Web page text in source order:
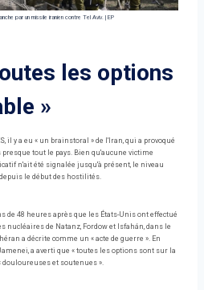
par un missile iranien contre Tel Aviv. | EP
les options
»
il y a eu « un brainstoral » de l'Iran, qui a provoqué
tout le pays. Bien qu'aucune victime
n'ait été signalée jusqu'à présent, le niveau
le début des hostilités.
de 48 heures après que les États-Unis ont effectué
nucléaires de Natanz, Fordow et Isfahán, dans le
a décrite comme un « acte de guerre ». En
a averti que « toutes les options sont sur la
douloureuses et soutenues ».